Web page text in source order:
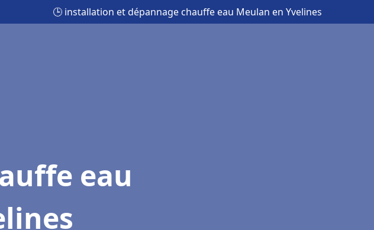
🕒 installation et dépannage chauffe eau Meulan en Yvelines
eau